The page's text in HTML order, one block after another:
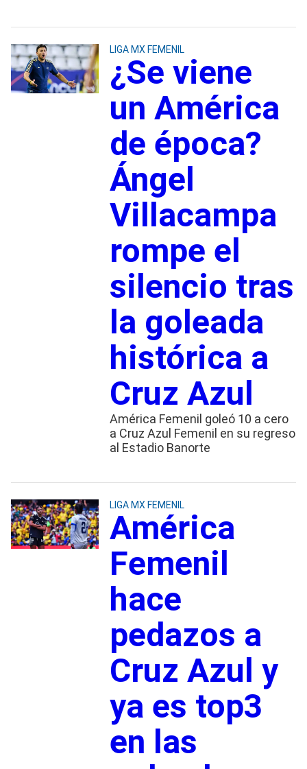
LIGA MX FEMENIL
¿Se viene
un América
de época?
Ángel
Villacampa
rompe el
silencio tras
la goleada
histórica a
Cruz Azul
América Femenil goleó 10 a cero
a Cruz Azul Femenil en su regreso
al Estadio Banorte
LIGA MX FEMENIL
América
Femenil
hace
pedazos a
Cruz Azul y
ya es top3
en las